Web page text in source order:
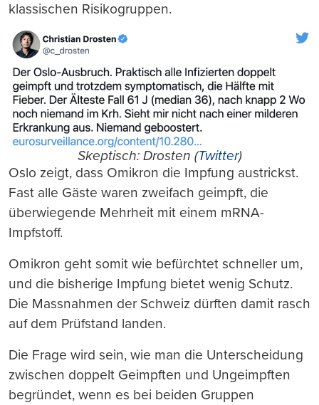
klassischen Risikogruppen.
Skeptisch: Drosten (Twitter)
Oslo zeigt, dass Omikron die Impfung austrickst.
Fast alle Gäste waren zweifach geimpft, die
überwiegende Mehrheit mit einem mRNA-
Impfstoff.
Omikron geht somit wie befürchtet schneller um,
und die bisherige Impfung bietet wenig Schutz.
Die Massnahmen der Schweiz dürften damit rasch
auf dem Prüfstand landen.
Die Frage wird sein, wie man die Unterscheidung
zwischen doppelt Geimpften und Ungeimpften
begründet, wenn es bei beiden Gruppen